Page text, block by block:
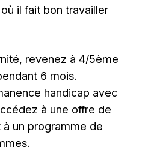
il fait bon travailler
revenez à 4/5ème
6 mois.
handicap avec
à une offre de
un programme de